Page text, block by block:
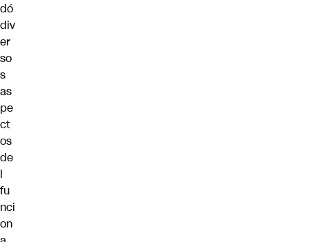
dó
div
er
so
s
as
pe
ct
os
de
l
fu
nci
on